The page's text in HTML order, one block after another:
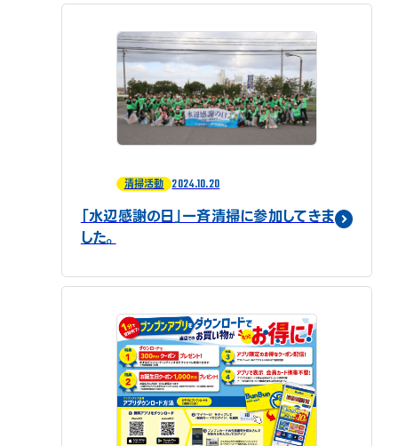
清掃活動 2024.10.20
「水辺感謝の日」一斉清掃に参加してきま
した。